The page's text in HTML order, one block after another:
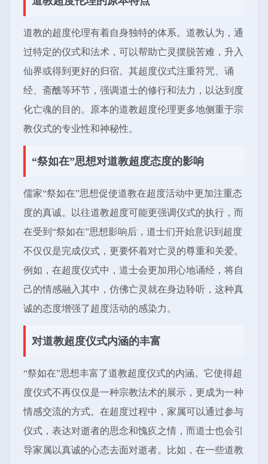
道教的超度伦理有着自身独特的体系。道教认为，通
过特定的仪式和法术，可以帮助亡灵摆脱苦难，升入
仙界或得到更好的归宿。其超度仪式注重符咒、诵
经、斋醮等环节，强调道士的修行和法力，以达到度
化亡魂的目的。原本的道教超度伦理更多地侧重于宗
教仪式的专业性和神秘性。
“祭如在”思想对道教超度态度的影响
儒家“祭如在”思想促使道教在超度活动中更加注重态
度的真诚。以往道教超度可能更强调仪式的执行，而
在受到“祭如在”思想影响后，道士们开始意识到超度
不仅仅是完成仪式，更要怀着对亡灵的尊重和关爱。
例如，在超度仪式中，道士会更加用心地诵经，将自
己的情感融入其中，仿佛亡灵就在身边聆听，这种真
诚的态度增强了超度活动的感染力。
对道教超度仪式内涵的丰富
“祭如在”思想丰富了道教超度仪式的内涵。它使得超
度仪式不再仅仅是一种宗教法术的展示，更成为一种
情感交流的方式。在超度过程中，家属可以通过参与
仪式，表达对逝者的思念和愧疚之情，而道士也会引
导家属以真诚的心态去面对逝者。比如，在一些道教